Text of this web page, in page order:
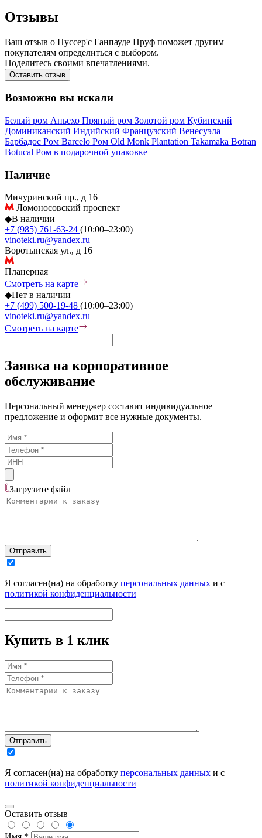
Отзывы
Ваш отзыв о Пуссер'с Ганпауде Пруф поможет другим
покупателям определиться с выбором.
Поделитесь своими впечатлениями.
Оставить отзыв
Возможно вы искали
Белый ром Аньехо Пряный ром Золотой ром Кубинский
Доминиканский Индийский Французский Венесуэла
Барбадос Ром Barcelo Ром Old Monk Plantation Takamaka Botran
Botucal Ром в подарочной упаковке
Наличие
Мичуринский пр., д 16
Ломоносовский проспект
◆В наличии
+7 (985) 761-63-24 (10:00–23:00)
vinoteki.ru@yandex.ru
Воротынская ул., д 16
Планерная
Смотреть на карте
◆Нет в наличии
+7 (499) 500-19-48 (10:00–23:00)
vinoteki.ru@yandex.ru
Смотреть на карте
Заявка на корпоративное
обслуживание
Персональный менеджер составит индивидуальное
предложение и оформит все нужные документы.
Загрузите файл
Отправить
Я согласен(на) на обработку персональных данных и с
политикой конфиденциальности
Купить в 1 клик
Отправить
Я согласен(на) на обработку персональных данных и с
политикой конфиденциальности
Оставить отзыв